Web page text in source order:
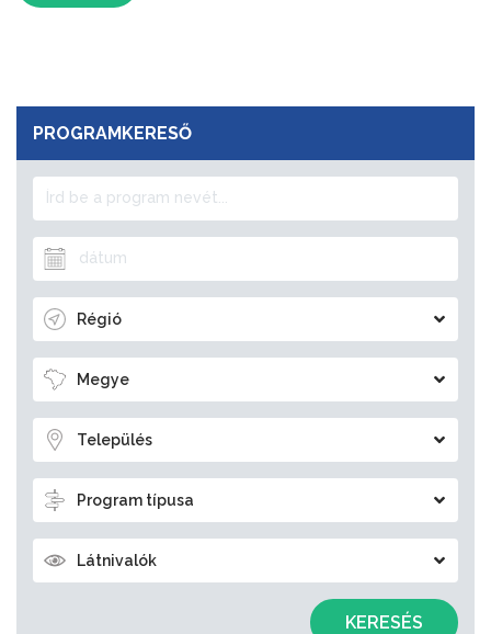
PROGRAMKERESŐ
Régió
Megye
Település
Program típusa
Látnivalók
KERESÉS